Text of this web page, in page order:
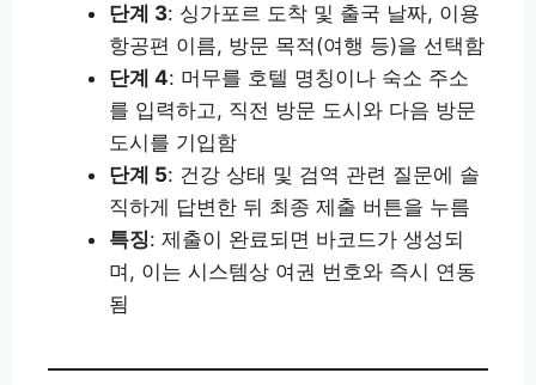
단계 3: 싱가포르 도착 및 출국 날짜, 이용
항공편 이름, 방문 목적(여행 등)을 선택함
단계 4: 머무를 호텔 명칭이나 숙소 주소
를 입력하고, 직전 방문 도시와 다음 방문
도시를 기입함
단계 5: 건강 상태 및 검역 관련 질문에 솔
직하게 답변한 뒤 최종 제출 버튼을 누름
특징: 제출이 완료되면 바코드가 생성되
며, 이는 시스템상 여권 번호와 즉시 연동
됨